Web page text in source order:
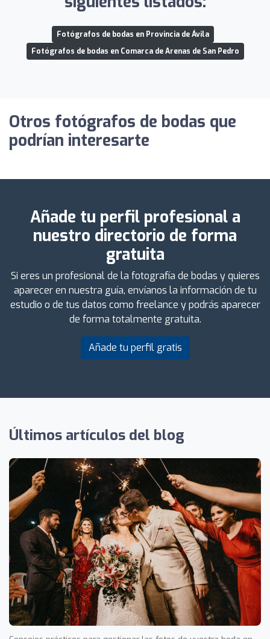
Fotógrafos de bodas en Provincia de Ávila
Fotógrafos de bodas en Comarca de Arenas de San Pedro
Otros fotógrafos de bodas que
podrían interesarte
Añade tu perfil profesional a
nuestro directorio de forma
gratuita
Si eres un profesional de la fotografía de bodas y quieres
aparecer en nuestra guía, envíanos la información de tu
estudio o de tus datos como freelance y podrás aparecer
de forma totalmente gratuita.
Añade tu perfil gratis
Últimos artículos del blog